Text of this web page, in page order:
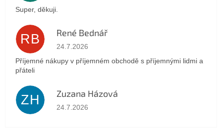
Super, děkuji.
RB René Bednář
Hodnocení obchodu je 5 z 5 hvězdiček.
24.7.2026
Příjemné nákupy v příjemném obchodě s příjemnými lidmi a
přáteli
ZH Zuzana Házová
Hodnocení obchodu je 5 z 5 hvězdiček.
24.7.2026